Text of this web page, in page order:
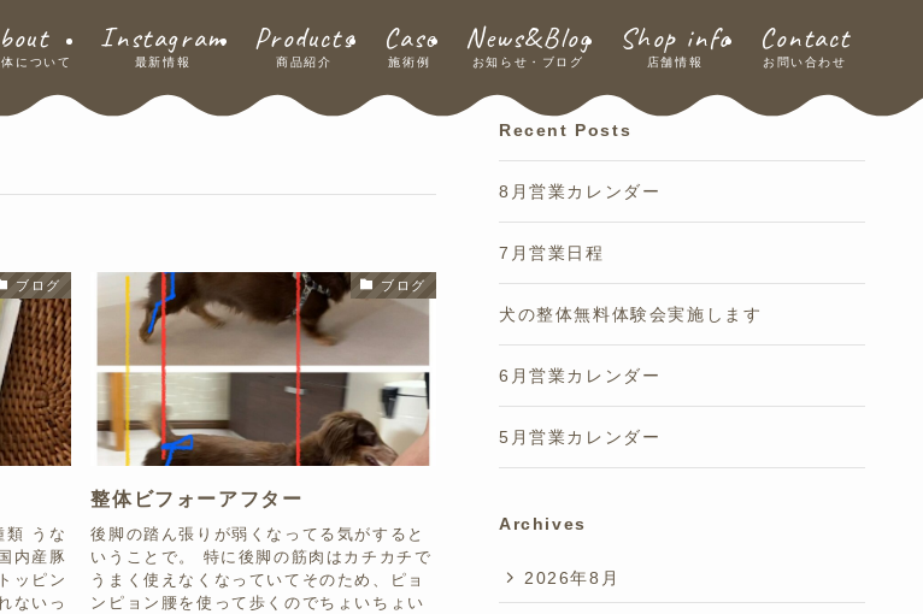
について
Instagram
最新情報
Products
商品紹介
Case
施術例
News&Blog
お知らせ・ブログ
Shop info
店舗情報
Contact
お問い合わせ
ブログ
類 うな
内産豚
ッピン
ないっ
ブログ
整体ビフォーアフター
後脚の踏ん張りが弱くなってる気がすると
いうことで。 特に後脚の筋肉はカチカチで
うまく使えなくなっていてそのため、ピョ
ンピョン腰を使って歩くのでちょいちょい
Recent Posts
8月営業カレンダー
7月営業日程
犬の整体無料体験会実施します
6月営業カレンダー
5月営業カレンダー
Archives
2026年8月